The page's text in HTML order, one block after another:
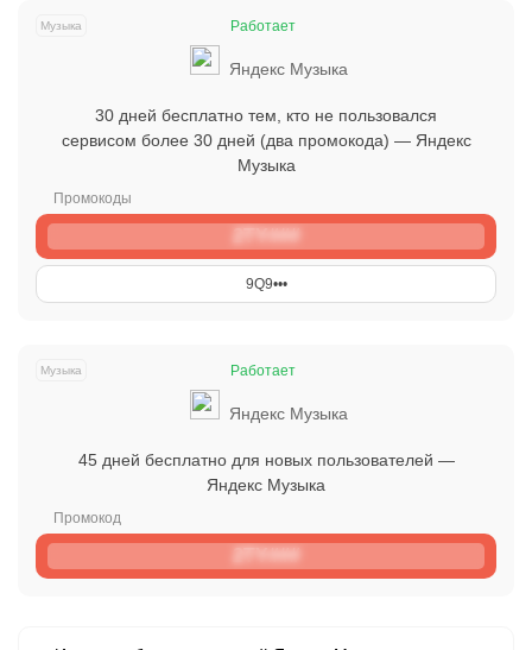
Работает
Яндекс Музыка
30 дней бесплатно тем, кто не пользовался
сервисом более 30 дней (два промокода) — Яндекс
Музыка
2TY###
9Q9•󠁏󠁏•󠁏󠁏•󠁏󠁏
Музыка
Работает
Яндекс Музыка
45 дней бесплатно для новых пользователей —
Яндекс Музыка
2TY###
Музыка